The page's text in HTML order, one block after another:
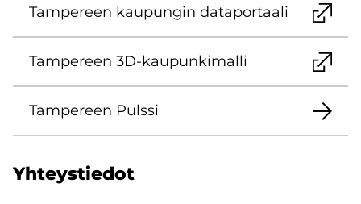
Tam­pe­reen kau­pun­gin da­ta­por­taa­li
Tam­pe­reen 3D-​kaupunkimalli
Tam­pe­reen Puls­si
Yh­teys­tie­dot